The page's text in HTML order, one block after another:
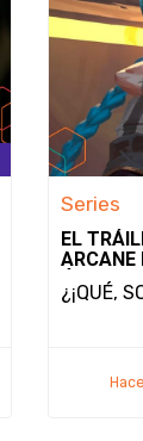
Series
EL
ARCANE
ÚLTIMA
¿¡QUÉ,